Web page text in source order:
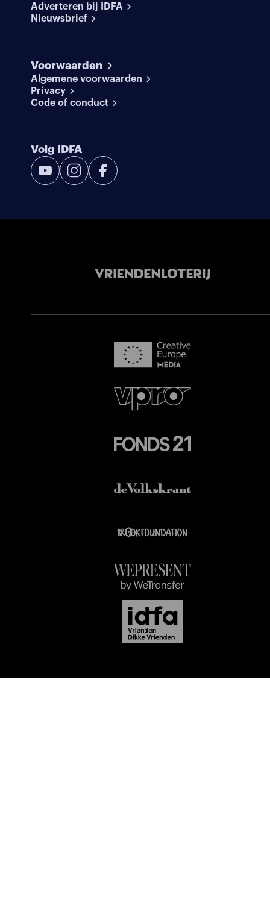
Adverteren bij IDFA
Nieuwsbrief
Voorwaarden
Algemene voorwaarden
Privacy
Code of conduct
Volg IDFA